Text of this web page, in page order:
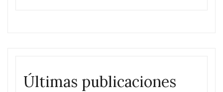
Últimas publicaciones